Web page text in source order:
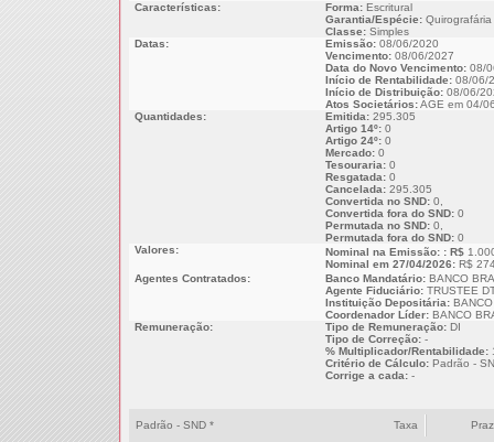
Características:
Forma:Escritural
Garantia/Espécie:Quirografária
Classe:Simples
Datas:
Emissão:08/06/2020
Vencimento: 08/06/2027
Data do Novo Vencimento:08/
Início de Rentabilidade:08/06/
Início de Distribuição:08/06/
Atos Societários:AGE em 04/
Quantidades:
Emitida:295.305
Artigo 14º:0
Artigo 24º:0
Mercado:0
Tesouraria:0
Resgatada:0
Cancelada:295.305
Convertida no SND:0,
Convertida fora do SND:0
Permutada no SND:0,
Permutada fora do SND:0
Valores:
Nominal na Emissão: : R$
Nominal em 27/04/2026:R$
Agentes Contratados:
Banco Mandatário:BANCO
Agente Fiduciário:TRUSTEE
Instituição Depositária:BANCO
Coordenador Líder:BANCO
Remuneração:
Tipo de Remuneração:DI
Tipo de Correção:-
% Multiplicador/Rentabilidade:
Critério de Cálculo:Padrão -
Corrige a cada:-
Padrão - SND * Taxa